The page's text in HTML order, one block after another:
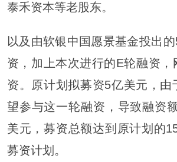
泰禾资本等老股东。
以及由软银中国愿景基金投出
资，加上本次进行的E轮融资，
资。原计划拟募资5亿美元，由
望参与这一轮融资，导致融资
美元，募资总额达到原计划的
募资计划。